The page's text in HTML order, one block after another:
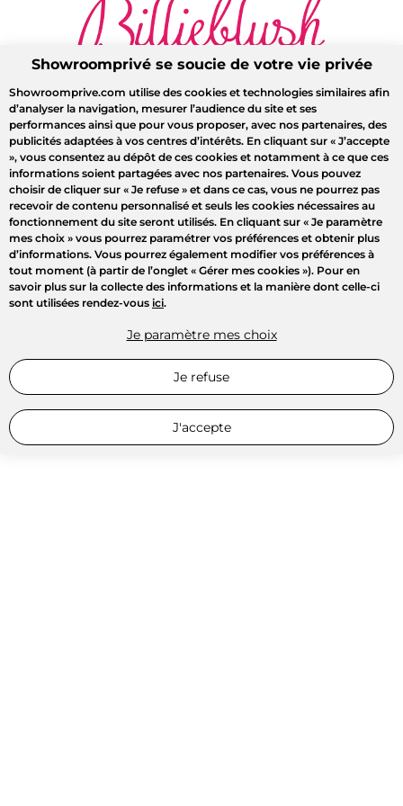
Showroomprivé se soucie de votre vie privée
Showroomprive.com utilise des cookies et technologies similaires afin
d’analyser la navigation, mesurer l’audience du site et ses
performances ainsi que pour vous proposer, avec nos partenaires, des
publicités adaptées à vos centres d’intérêts. En cliquant sur « J’accepte
», vous consentez au dépôt de ces cookies et notamment à ce que ces
informations soient partagées avec nos partenaires. Vous pouvez
choisir de cliquer sur « Je refuse » et dans ce cas, vous ne pourrez pas
recevoir de contenu personnalisé et seuls les cookies nécessaires au
fonctionnement du site seront utilisés. En cliquant sur « Je paramètre
mes choix » vous pourrez paramétrer vos préférences et obtenir plus
d’informations. Vous pourrez également modifier vos préférences à
tout moment (à partir de l’onglet « Gérer mes cookies »). Pour en
savoir plus sur la collecte des informations et la manière dont celle-ci
sont utilisées rendez-vous ici.
Je paramètre mes choix
Je refuse
J'accepte